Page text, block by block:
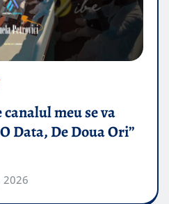
canalul meu se va
Data, De Doua Ori”
2026